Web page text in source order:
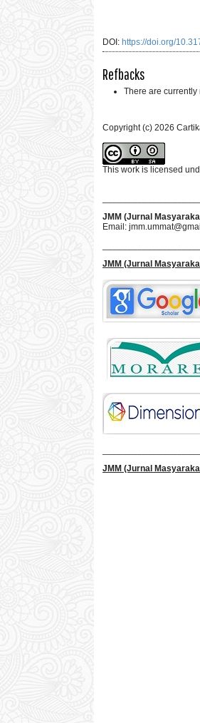
DOI: https://doi.org/
Refbacks
There are currently
Copyright (c) 2026
This work is licensed
JMM (Jurnal
Email:
JMM (Jurnal
JMM (Jurnal